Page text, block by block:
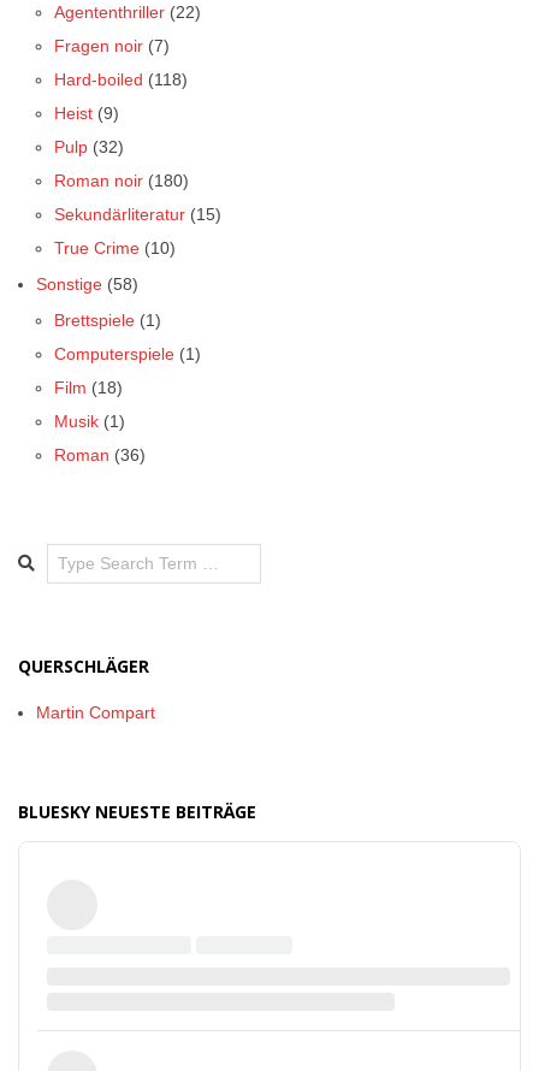
Agententhriller (22)
Fragen noir (7)
Hard-boiled (118)
Heist (9)
Pulp (32)
Roman noir (180)
Sekundärliteratur (15)
True Crime (10)
Sonstige (58)
Brettspiele (1)
Computerspiele (1)
Film (18)
Musik (1)
Roman (36)
Search
QUERSCHLÄGER
Martin Compart
BLUESKY NEUESTE BEITRÄGE